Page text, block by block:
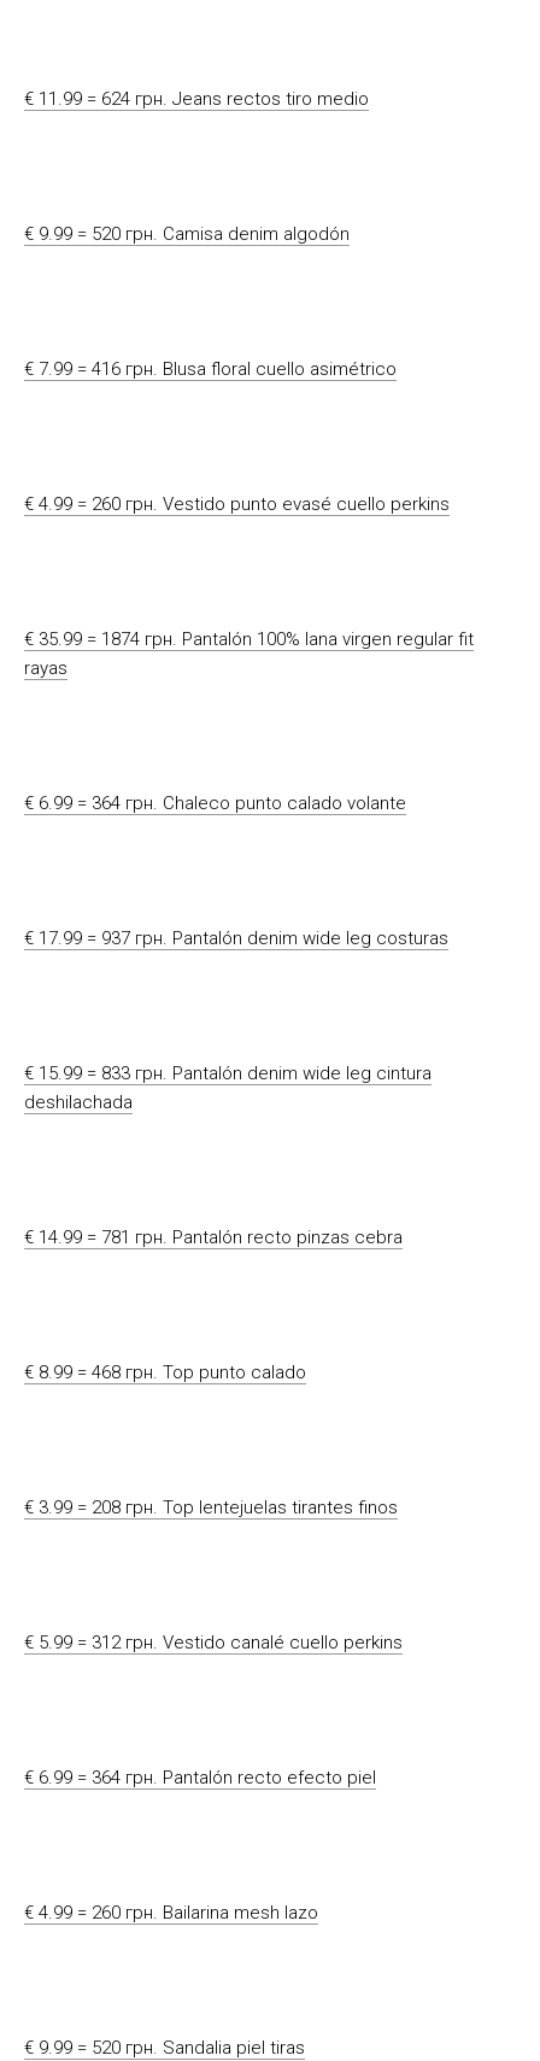
€ 11.99 = 624 грн. Jeans rectos tiro medio
€ 9.99 = 520 грн. Camisa denim algodón
€ 7.99 = 416 грн. Blusa floral cuello asimétrico
€ 4.99 = 260 грн. Vestido punto evasé cuello perkins
€ 35.99 = 1874 грн. Pantalón 100% lana virgen regular fit
rayas
€ 6.99 = 364 грн. Chaleco punto calado volante
€ 17.99 = 937 грн. Pantalón denim wide leg costuras
€ 15.99 = 833 грн. Pantalón denim wide leg cintura
deshilachada
€ 14.99 = 781 грн. Pantalón recto pinzas cebra
€ 8.99 = 468 грн. Top punto calado
€ 3.99 = 208 грн. Top lentejuelas tirantes finos
€ 5.99 = 312 грн. Vestido canalé cuello perkins
€ 6.99 = 364 грн. Pantalón recto efecto piel
€ 4.99 = 260 грн. Bailarina mesh lazo
€ 9.99 = 520 грн. Sandalia piel tiras